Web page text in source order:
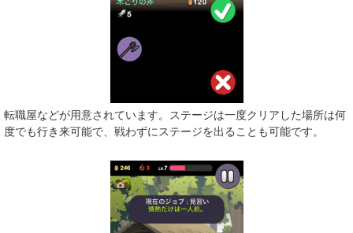
転職屋などが用意されています。ステージは一度クリアした場所は何
度でも行き来可能で、戦わずにステージを出ることも可能です。